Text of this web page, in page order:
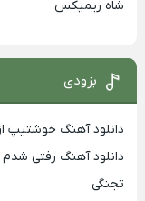
شاه ریمیکس
بزودی
دانلود آهنگ خوشتیپ
دانلود آهنگ رفتی
تجنگی